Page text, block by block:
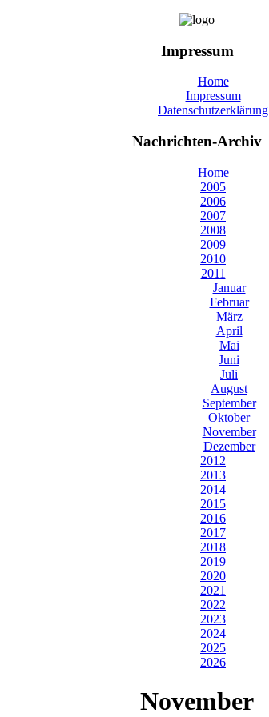
Impressum
Home
Impressum
Datenschutzerklärung
Nachrichten-Archiv
Home
2005
2006
2007
2008
2009
2010
2011
Januar
Februar
März
April
Mai
Juni
Juli
August
September
Oktober
November
Dezember
2012
2013
2014
2015
2016
2017
2018
2019
2020
2021
2022
2023
2024
2025
2026
November